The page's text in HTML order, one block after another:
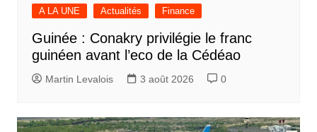
A LA UNE Actualités Finance
Guinée : Conakry privilégie le franc
guinéen avant l’eco de la Cédéao
Martin Levalois 3 août 2026 0